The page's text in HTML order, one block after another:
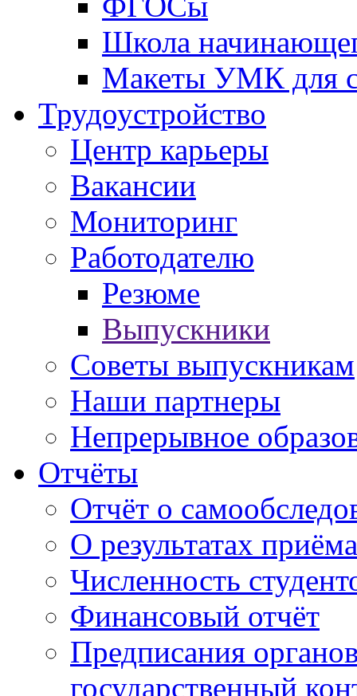
Школа
Макеты УМК для
Трудоустройство
Центр карьеры
Вакансии
Мониторинг
Работодателю
Резюме
Выпускники
Советы выпускникам
Наши партнеры
Непрерывное
Отчёты
Отчёт о
О результатах приёма
Численность
Финансовый отчёт
Предписания
государственный